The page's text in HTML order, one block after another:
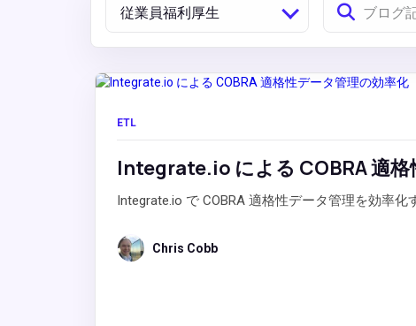
従業員福利厚生
ETL
Integrate.io による COBRA 適
Integrate.io で COBRA 適格性データ管理を効率化
Chris Cobb